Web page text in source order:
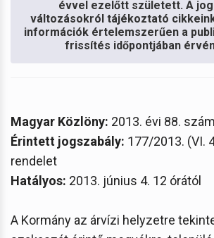
évvel ezelőtt született. A
változásokról tájékoztató
információk értelemszerűen a
frissítés időpontjában
Magyar Közlöny: 2013. évi 88. szám
Érintett jogszabály: 177/2013. (VI.
rendelet
Hatályos: 2013. június 4. 12 órától
A Kormány az árvízi helyzetre